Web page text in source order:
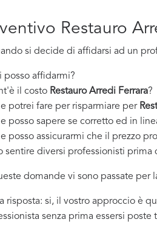
Restauro
si decide di affidarsi ad un
posso affidarmi?
il costo Restauro Arredi Ferrara?
potrei fare per risparmiare per
posso sapere se corretto ed in
posso assicurarmi che il prezzo
sentire diversi professionisti
domande vi sono passate per
risposta: si, il vostro approccio è
senza prima essersi